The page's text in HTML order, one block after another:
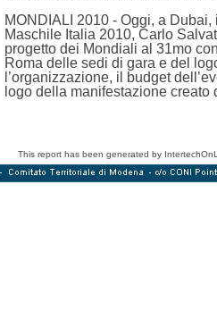
MONDIALI 2010 - Oggi, a
Maschile Italia 2010, Carlo
progetto dei Mondiali al 31mo
Roma delle sedi di gara e del
l’organizzazione, il budget
logo della manifestazione creato
This report has been generated by